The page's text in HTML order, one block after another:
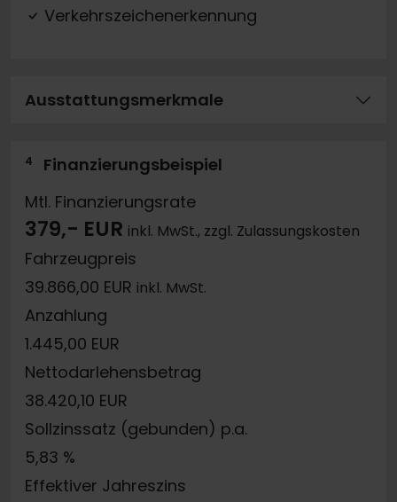
Verkehrszeichenerkennung
Ausstattungsmerkmale
4
Finanzierungsbeispiel
Mtl. Finanzierungsrate
379,- EUR inkl. MwSt., zzgl. Zulassungskosten
Fahrzeugpreis
39.866,00 EUR inkl. MwSt.
Anzahlung
1.445,00 EUR
Nettodarlehensbetrag
38.420,10 EUR
Sollzinssatz (gebunden) p.a.
5,83 %
Effektiver Jahreszins